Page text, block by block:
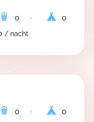
0
0
/ nacht
0
0